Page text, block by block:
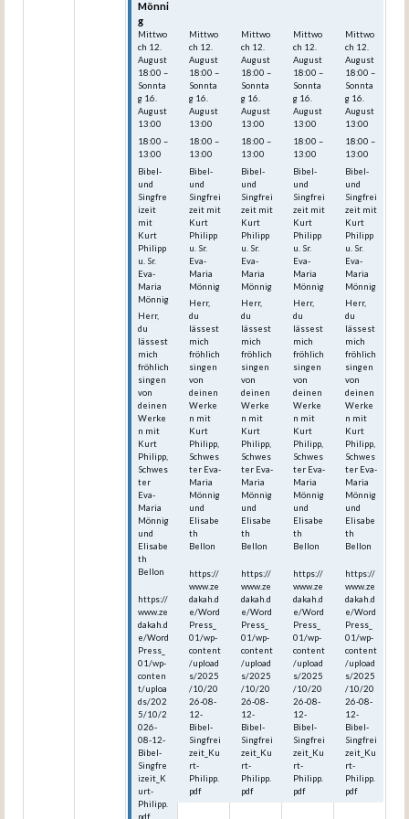
Mönni
g
Mittwo
ch 12.
August
18:00 –
Sonnta
g 16.
August
13:00
18:00 –
13:00
Bibel-
und
Singfre
izeit
mit
Kurt
Philipp
u. Sr.
Eva-
Maria
Mönnig
Herr,
du
lässest
mich
fröhlich
singen
von
deinen
Werke
n mit
Kurt
Philipp,
Schwes
ter
Eva-
Maria
Mönnig
und
Elisabe
th
Bellon
https://
www.ze
dakah.d
e/Word
Press_
01/wp-
conten
t/uploa
ds/202
5/10/2
026-
08-12-
Bibel-
Singfre
izeit_K
urt-
Philipp.
pdf
Mittwo
ch 12.
August
18:00 –
Sonnta
g 16.
August
13:00
18:00 –
13:00
Bibel-
und
Singfrei
zeit mit
Kurt
Philipp
u. Sr.
Eva-
Maria
Mönnig
Herr,
du
lässest
mich
fröhlich
singen
von
deinen
Werke
n mit
Kurt
Philipp,
Schwes
ter Eva-
Maria
Mönnig
und
Elisabe
th
Bellon
https://
www.ze
dakah.d
e/Word
Press_
01/wp-
content
/upload
s/2025
/10/20
26-08-
12-
Bibel-
Singfrei
zeit_Ku
rt-
Philipp.
pdf
Mittwo
ch 12.
August
18:00 –
Sonnta
g 16.
August
13:00
18:00 –
13:00
Bibel-
und
Singfrei
zeit mit
Kurt
Philipp
u. Sr.
Eva-
Maria
Mönnig
Herr,
du
lässest
mich
fröhlich
singen
von
deinen
Werke
n mit
Kurt
Philipp,
Schwes
ter Eva-
Maria
Mönnig
und
Elisabe
th
Bellon
https://
www.ze
dakah.d
e/Word
Press_
01/wp-
content
/upload
s/2025
/10/20
26-08-
12-
Bibel-
Singfrei
zeit_Ku
rt-
Philipp.
pdf
Mittwo
ch 12.
August
18:00 –
Sonnta
g 16.
August
13:00
18:00 –
13:00
Bibel-
und
Singfrei
zeit mit
Kurt
Philipp
u. Sr.
Eva-
Maria
Mönnig
Herr,
du
lässest
mich
fröhlich
singen
von
deinen
Werke
n mit
Kurt
Philipp,
Schwes
ter Eva-
Maria
Mönnig
und
Elisabe
th
Bellon
https://
www.ze
dakah.d
e/Word
Press_
01/wp-
content
/upload
s/2025
/10/20
26-08-
12-
Bibel-
Singfrei
zeit_Ku
rt-
Philipp.
pdf
Mittwo
ch 12.
August
18:00 –
Sonnta
g 16.
August
13:00
18:00 –
13:00
Bibel-
und
Singfrei
zeit mit
Kurt
Philipp
u. Sr.
Eva-
Maria
Mönnig
Herr,
du
lässest
mich
fröhlich
singen
von
deinen
Werke
n mit
Kurt
Philipp,
Schwes
ter Eva-
Maria
Mönnig
und
Elisabe
th
Bellon
https://
www.ze
dakah.d
e/Word
Press_
01/wp-
content
/upload
s/2025
/10/20
26-08-
12-
Bibel-
Singfrei
zeit_Ku
rt-
Philipp.
pdf